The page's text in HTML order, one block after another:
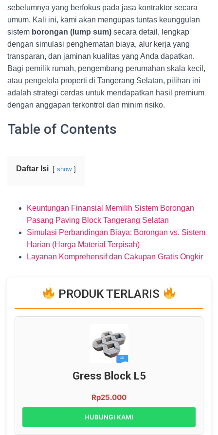
sebelumnya yang berfokus pada jasa kontraktor secara
umum. Kali ini, kami akan mengupas tuntas keunggulan
sistem borongan (lump sum) secara detail, lengkap
dengan simulasi penghematan biaya, alur kerja yang
transparan, dan jaminan kualitas yang Anda dapatkan.
Bagi pemilik rumah, pengembang perumahan skala kecil,
atau pengelola properti di Tangerang Selatan, pilihan ini
adalah strategi cerdas untuk mendapatkan hasil premium
dengan anggapan terkontrol dan minim risiko.
Table of Contents
Daftar Isi show
Keuntungan Finansial Memilih Sistem Borongan
Pasang Paving Block Tangerang Selatan
Simulasi Perbandingan Biaya: Borongan vs. Sistem
Harian (Harga Material Terpisah)
Layanan Komprehensif dan Cakupan Gratis Ongkir
PRODUK TERLARIS
Gress Block L5
Rp25.000
HUBUNGI KAMI